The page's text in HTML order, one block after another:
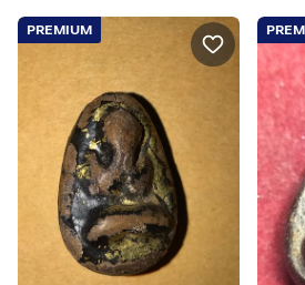
PREMIUM